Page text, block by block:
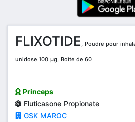
FLIXOTIDE , Poudre pour
unidose 100 µg, Boîte de 60
Princeps
Fluticasone Propionate
GSK MAROC